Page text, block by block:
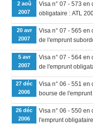
2 aoû
2007
Visa n° 07 - 573
obligataire : ATL
20 avr
2007
Visa n° 07 - 565
de l'emprunt
5 avr
2007
Visa n° 07 - 564
de l'emprunt
27 déc
2006
Visa n° 06 - 551
bourse de
26 déc
2006
Visa n° 06 - 550
l'emprunt